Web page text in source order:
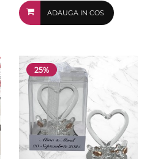
ADAUGA IN COS
25%